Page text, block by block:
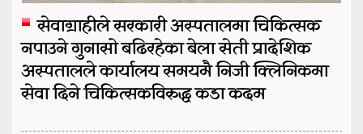
सेवाग्राहीले सरकारी अस्पतालमा चिकित्सक
नपाउने गुनासो बढिरहेका बेला सेती प्रादेशिक
अस्पतालले कार्यालय समयमै निजी क्लिनिकमा
सेवा दिने चिकित्सकविरुद्ध कडा कदम